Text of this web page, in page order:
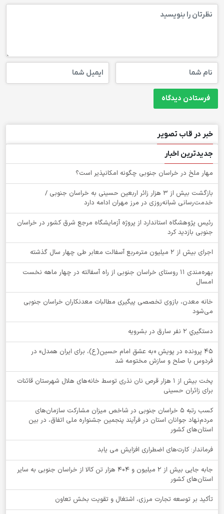
خبر در قاب تصویر
جدیدترین اخبار
‌مهار ملخ در خراسان جنوبی چگونه امکانپذیر است؟
بازگشت بیش از ۳ هزار زائر اربعین حسینی به خراسان جنوبی /
خدمت‌رسانی شبانه‌روزی در مرز مهران ادامه دارد
رئیس پژوهشگاه استاندارد از پروژه آزمایشگاه مرجع شرق کشور در خراسان
جنوبی بازدید کرد
اجرای بیش از ۲ میلیون مترمربع آسفالت معابر طی چهار سال گذشته
بهره‌مندی ۱۱ روستای خراسان جنوبی از راه آسفالته در چهار ماهه نخست
امسال
خانه معدن، بازوی تخصصی پیگیری مطالبات معدنکاران خراسان جنوبی
می‌شود
دستگيري 2 نفر سارق در بشرويه
۴۵ پرونده در پویش «به عشق امام حسین(ع)، برای ایران همدل» در
فردوس با صلح و سازش مختومه شد
پخت بیش از 1 هزار قرص نان نذری توسط خانه‌های هلال شهرستان قائنات
برای زائران حسینی
کسب رتبه ۵ خراسان جنوبی در شاخص میزان مشارکت سازمان‌های
مردم‌نهاد جوانان استان در فرآیند پنجمین جشنواره ملی اتفاق، در بین
استان‌های کشور
فرماندار: کارت‌های اضطراری افزایش می یابد
جابه جایی بیش از 2 میلیون و 404 هزار تن کالا از خراسان جنوبی به سایر
استان‌های کشور
تأکید بر توسعه تجارت مرزی، اشتغال و تقویت بخش تعاون